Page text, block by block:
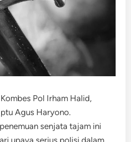
Pol Irham Halid,
Agus Haryono.
senjata tajam ini
upaya serius polisi dalam